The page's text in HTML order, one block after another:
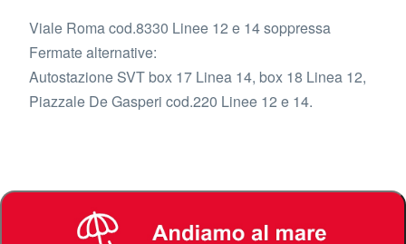
Viale Roma cod.8330 Linee 12 e 14 soppressa
Fermate alternative:
Autostazione SVT box 17 Linea 14, box 18 Linea 12,
Piazzale De Gasperi cod.220 Linee 12 e 14.